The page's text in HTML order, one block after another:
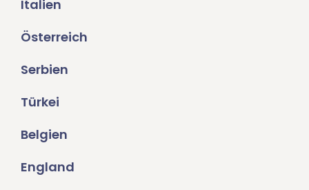
Italien
Österreich
Serbien
Türkei
Belgien
England